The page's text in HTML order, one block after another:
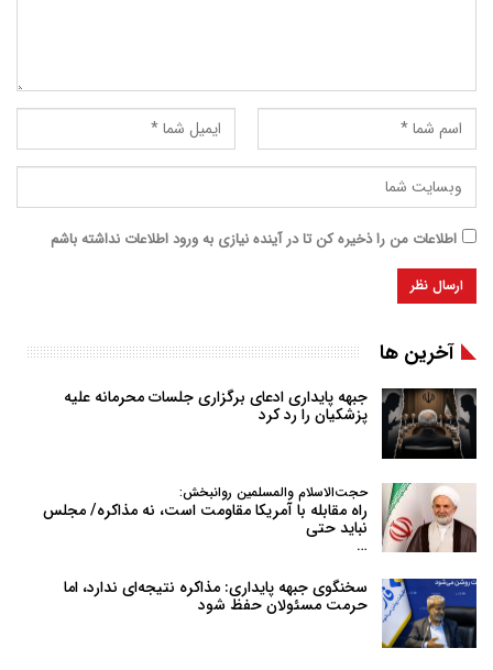
اطلاعات من را ذخیره کن تا در آینده نیازی به ورود اطلاعات نداشته باشم
آخرین ها
جبهه پایداری ادعای برگزاری جلسات محرمانه علیه
پزشکیان را رد کرد
حجت‌الاسلام والمسلمین روانبخش:
راه مقابله با آمریکا مقاومت است، نه مذاکره/ مجلس
نباید حتی
…
سخنگوی جبهه پایداری: مذاکره نتیجه‌ای ندارد، اما
حرمت مسئولان حفظ شود